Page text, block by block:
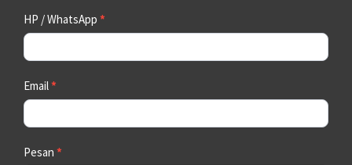
HP / WhatsApp *
Email*
Pesan *